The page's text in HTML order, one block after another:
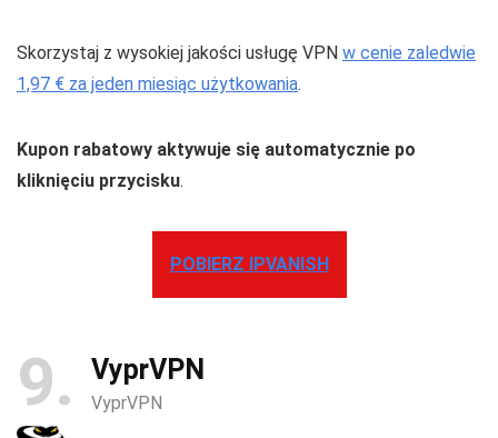
Skorzystaj z wysokiej jakości usługę VPN w cenie zaledwie
1,97 € za jeden miesiąc użytkowania.
Kupon rabatowy aktywuje się automatycznie po
kliknięciu przycisku.
POBIERZ IPVANISH
9 VyprVPN
VyprVPN